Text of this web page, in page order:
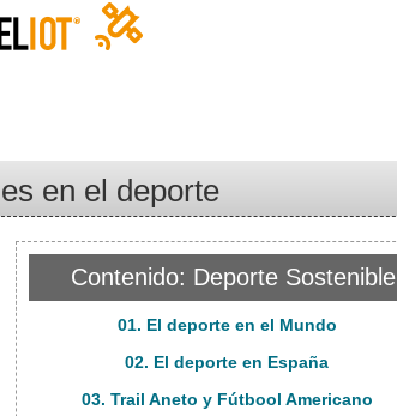
en el deporte
Contenido: Deporte Sostenible
01. El deporte en el Mundo
02. El deporte en España
03. Trail Aneto y Fútbool Americano